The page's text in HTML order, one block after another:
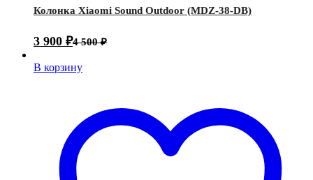
Колонка Xiaomi Sound Outdoor (MDZ-38-DB)
3 900 ₽4 500₽
В корзину